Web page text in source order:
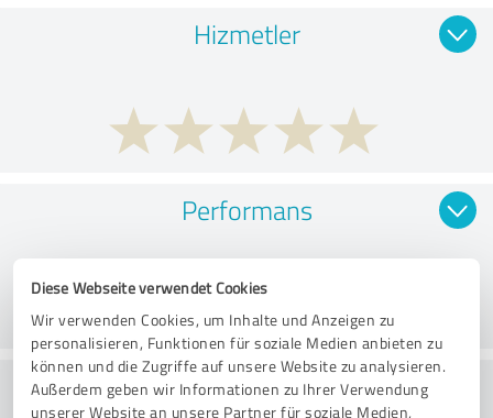
Diese Webseite verwendet Cookies
Wir verwenden Cookies, um Inhalte und Anzeigen zu
personalisieren, Funktionen für soziale Medien anbieten zu
können und die Zugriffe auf unsere Website zu analysieren.
Außerdem geben wir Informationen zu Ihrer Verwendung
unserer Website an unsere Partner für soziale Medien,
Hizmetler
Performans
Danışmanlık